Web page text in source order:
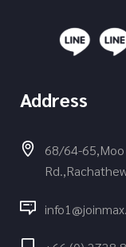
Address
68/64-65,Moo